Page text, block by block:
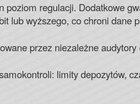
poziom regulacji. Dodatkowe
lub wyższego, co chroni dane
przez niezależne
limity depozytów,